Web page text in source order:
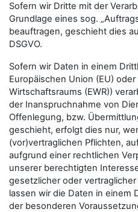
Sofern wir Dritte mit der
Grundlage eines sog.
beauftragen, geschieht dies
DSGVO.
Sofern wir Daten in einem
Europäischen Union (EU)
Wirtschaftsraums (EWR))
der Inanspruchnahme von
Offenlegung, bzw.
geschieht, erfolgt dies nur,
(vor)vertraglichen Pflichten,
aufgrund einer rechtlichen
unserer berechtigten
gesetzlicher oder
lassen wir die Daten in einem
der besonderen